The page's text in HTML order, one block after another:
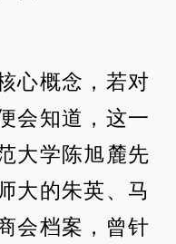
心概念，若对
会知道，这一
大学陈旭麓先
大的朱英、马
会档案，曾针